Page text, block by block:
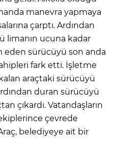
manevra yapmaya
çarptı. Ardından
limanın ucuna kadar
eden sürücüyü son anda
fark etti. İşletme
araçtaki sürücüyü
duran sürücüyü
çıkardı. Vatandaşların
çevrede
belediyeye ait bir